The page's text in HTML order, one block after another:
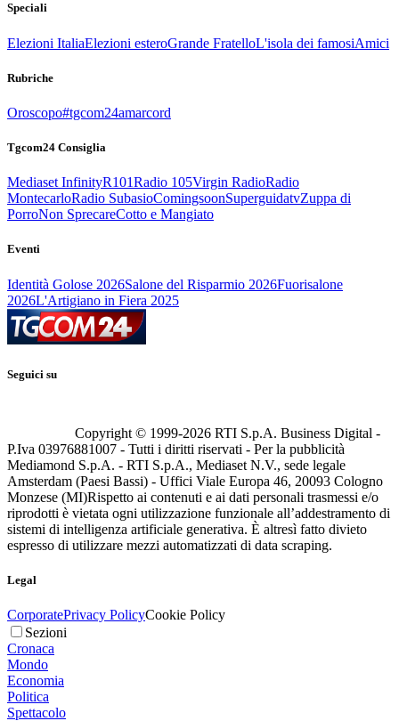
Speciali
Elezioni ItaliaElezioni esteroGrande FratelloL'isola dei famosiAmici
Rubriche
Oroscopo#tgcom24amarcord
Tgcom24 Consiglia
Mediaset InfinityR101Radio 105Virgin RadioRadio
MontecarloRadio SubasioComingsoonSuperguidatvZuppa di
PorroNon SprecareCotto e Mangiato
Eventi
Identità Golose 2026Salone del Risparmio 2026Fuorisalone
2026L'Artigiano in Fiera 2025
Seguici su
Copyright © 1999-2026 RTI S.p.A. Business Digital -
P.Iva 03976881007 - Tutti i diritti riservati - Per la pubblicità
Mediamond S.p.A. - RTI S.p.A., Mediaset N.V., sede legale
Amsterdam (Paesi Bassi) - Uffici Viale Europa 46, 20093 Cologno
Monzese (MI)Rispetto ai contenuti e ai dati personali trasmessi e/o
riprodotti è vietata ogni utilizzazione funzionale all’addestramento di
sistemi di intelligenza artificiale generativa. È altresì fatto divieto
espresso di utilizzare mezzi automatizzati di data scraping.
Legal
CorporatePrivacy PolicyCookie Policy
Sezioni
Cronaca
Mondo
Economia
Politica
Spettacolo